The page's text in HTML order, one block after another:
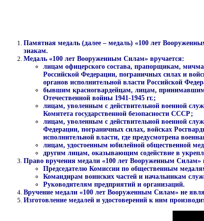
Памятная медаль (далее – медаль) «100 лет
знакам.
Медаль «100 лет Вооруженным Силам» вручается:
лицам офицерского состава, прапорщикам,
Российской Федерации, пограничных силах и
органов исполнительной власти Российской
бывшим красногвардейцам, лицам, принимавшим
Отечественной войны 1941-1945 гг.;
лицам, уволенным с действительной военной
Комитета государственной безопасности СССР;
лицам, уволенным с действительной военной
Федерации, пограничных силах, войсках
исполнительной власти, где предусмотрена
лицам, удостоенным юбилейной общественной
другим лицам, оказывающим содействие в
Право вручения медали «100 лет Вооруженным Силам»
Председателю Комиссии по общественным
Командирам воинских частей и начальникам
Руководителям предприятий и организаций.
Вручение медали «100 лет Вооруженным Силам» не
Изготовление медалей и удостоверений к ним